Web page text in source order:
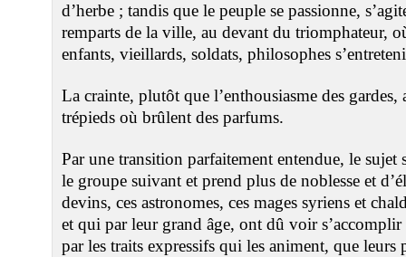
d’herbe ; tandis que le peuple se passionne,
remparts de la ville, au devant du triomphateur,
enfants, vieillards, soldats, philosophes
La crainte, plutôt que l’enthousiasme des gardes,
trépieds où brûlent des parfums.
Par une transition parfaitement entendue, le sujet
le groupe suivant et prend plus de noblesse et
devins, ces astronomes, ces mages syriens et
et qui par leur grand âge, ont dû voir
par les traits expressifs qui les animent, que